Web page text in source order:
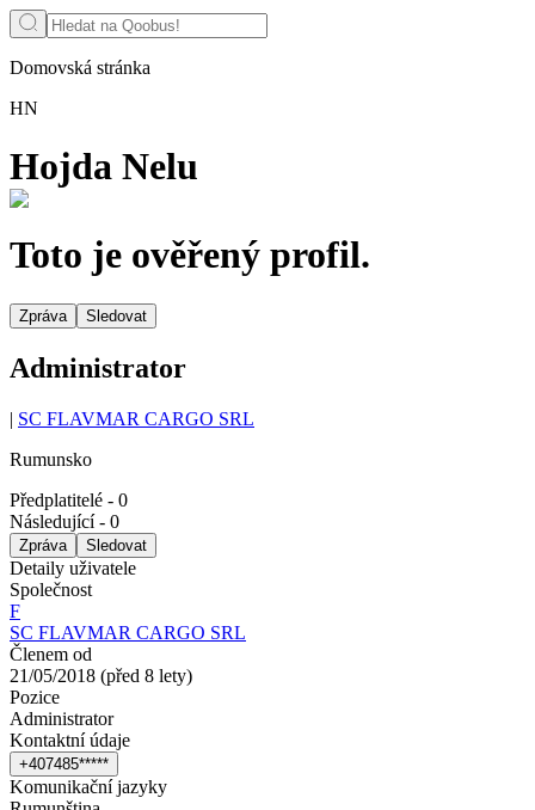
Domovská stránka
HN
Hojda Nelu
Toto je ověřený profil.
Zpráva Sledovat
Administrator
| SC FLAVMAR CARGO SRL
Rumunsko
Předplatitelé - 0
Následující- 0
Zpráva Sledovat
Detaily uživatele
Společnost
F
SC FLAVMAR CARGO SRL
Členem od
21/05/2018 (před 8 lety)
Pozice
Administrator
Kontaktní údaje
+407485*****
Komunikační jazyky